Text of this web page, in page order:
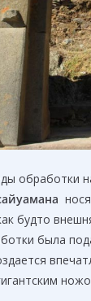
обработки
будто
была